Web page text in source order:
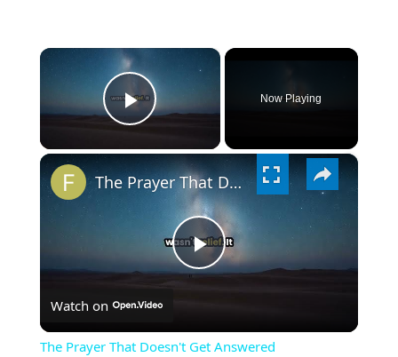
×
PLAY
VIDEO
Now Playing
×
PLAY
VIDEO
The Prayer That Doesn't Get Answered
Watch on
The Prayer That Doesn't Get Answered